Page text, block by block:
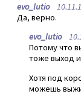
evo_lutio
Да, верно.
evo_lutio
Потому что
тоже выход
Хотя под
можешь